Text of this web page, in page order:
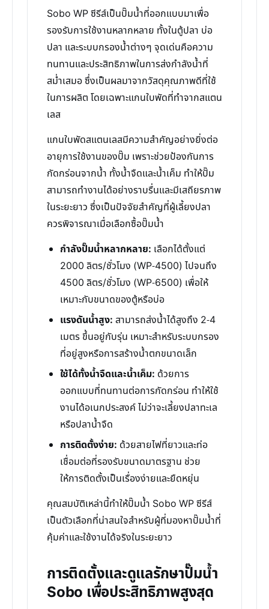
Sobo WP ซีรีส์เป็นปั๊มน้ำที่ออกแบบมาเพื่อ
รองรับการใช้งานหลากหลาย ทั้งในตู้ปลา บ่อ
ปลา และระบบกรองน้ำต่างๆ จุดเด่นคือความ
ทนทานและประสิทธิภาพในการส่งกำลังน้ำที่
สม่ำเสมอ ซึ่งเป็นผลมาจากวัสดุคุณภาพดีที่ใช้
ในการผลิต โดยเฉพาะแกนใบพัดที่ทำจากสแตน
เลส
แกนใบพัดสแตนเลสมีความสำคัญอย่างยิ่งต่อ
อายุการใช้งานของปั๊ม เพราะช่วยป้องกันการ
กัดกร่อนจากน้ำ ทั้งน้ำจืดและน้ำเค็ม ทำให้ปั๊ม
สามารถทำงานได้อย่างราบรื่นและมีเสถียรภาพ
ในระยะยาว ซึ่งเป็นปัจจัยสำคัญที่ผู้เลี้ยงปลา
ควรพิจารณาเมื่อเลือกซื้อปั๊มน้ำ
กำลังปั๊มน้ำหลากหลาย: เลือกได้ตั้งแต่
2000 ลิตร/ชั่วโมง (WP-4500) ไปจนถึง
4500 ลิตร/ชั่วโมง (WP-6500) เพื่อให้
เหมาะกับขนาดของตู้หรือบ่อ
แรงดันน้ำสูง: สามารถส่งน้ำได้สูงถึง 2-4
เมตร ขึ้นอยู่กับรุ่น เหมาะสำหรับระบบกรอง
ที่อยู่สูงหรือการสร้างน้ำตกขนาดเล็ก
ใช้ได้ทั้งน้ำจืดและน้ำเค็ม: ด้วยการ
ออกแบบที่ทนทานต่อการกัดกร่อน ทำให้ใช้
งานได้อเนกประสงค์ ไม่ว่าจะเลี้ยงปลาทะเล
หรือปลาน้ำจืด
การติดตั้งง่าย: ด้วยสายไฟที่ยาวและท่อ
เชื่อมต่อที่รองรับขนาดมาตรฐาน ช่วย
ให้การติดตั้งเป็นเรื่องง่ายและยืดหยุ่น
คุณสมบัติเหล่านี้ทำให้ปั๊มน้ำ Sobo WP ซีรีส์
เป็นตัวเลือกที่น่าสนใจสำหรับผู้ที่มองหาปั๊มน้ำที่
คุ้มค่าและใช้งานได้จริงในระยะยาว
การติดตั้งและดูแลรักษาปั๊มน้ำ
Sobo เพื่อประสิทธิภาพสูงสุด